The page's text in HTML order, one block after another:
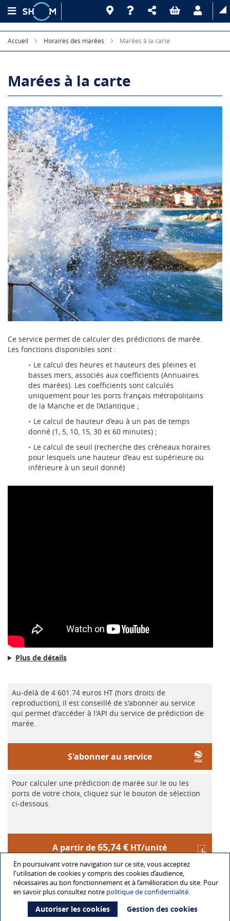
Accueil Horaires des marées Marées à la carte
Marées à la carte
Ce service permet de calculer des prédictions de marée.
Les fonctions disponibles sont :
Le calcul des heures et hauteurs des pleines et
basses mers, associés aux coefficients (Annuaires
des marées). Les coefficients sont calculés
uniquement pour les ports français métropolitains
de la Manche et de l’Atlantique ;
Le calcul de hauteur d’eau à un pas de temps
donné (1, 5, 10, 15, 30 et 60 minutes) ;
Le calcul de seuil (recherche des créneaux horaires
pour lesquels une hauteur d’eau est supérieure ou
inférieure à un seuil donné)
Plus de détails
Au-delà de 4 601.74 euros HT (hors droits de
reproduction), il est conseillé de s'abonner au service
qui permet d'accéder à l'API du service de prédiction de
marée.
S'abonner au service
Pour calculer une prédiction de marée sur le ou les
ports de votre choix, cliquez sur le bouton de sélection
ci-dessous.
A partir de65,74 € HT/unité
Mentions légales Données personnelles CGV
Catalogues
Répertoire et licences
Contact
Accessibilité : partiellement conforme
En poursuivant votre navigation sur ce site, vous acceptez
l'utilisation de cookies y compris des cookies d’audience,
nécessaires au bon fonctionnement et à l’amélioration du site. Pour
en savoir plus consultez notre politique de confidentialité.
Autoriser les cookies Gestion des cookies